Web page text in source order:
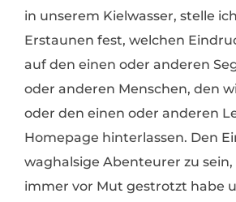
in unserem Kielwasser, stelle
Erstaunen fest, welchen
auf den einen oder anderen
oder anderen Menschen, den
oder den einen oder anderen
Homepage hinterlassen. Den
waghalsige Abenteurer zu sein,
immer vor Mut gestrotzt habe